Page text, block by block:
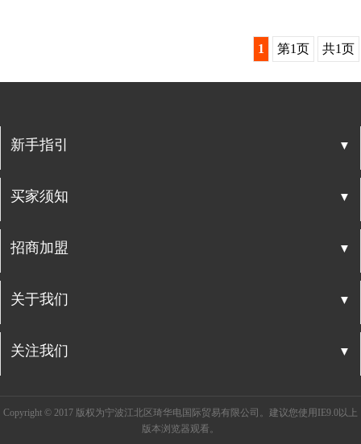
1 第1页 共1页
新手指引 ▼
买家须知 ▼
招商加盟 ▼
关于我们 ▼
关注我们 ▼
Copyright © 2017 版权为宁波江北区琦华电国际贸易有限公司。建议您使用IE9.0以上
版本浏览器观看。